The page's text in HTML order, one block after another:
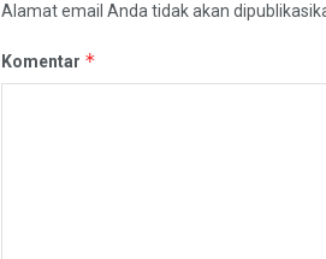
Alamat email Anda tidak akan
Komentar *